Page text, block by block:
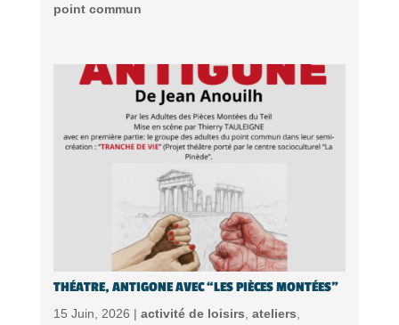
point commun
THÉATRE, ANTIGONE AVEC “LES PIÈCES MONTÉES”
15 Juin, 2026 | activité de loisirs ateliers